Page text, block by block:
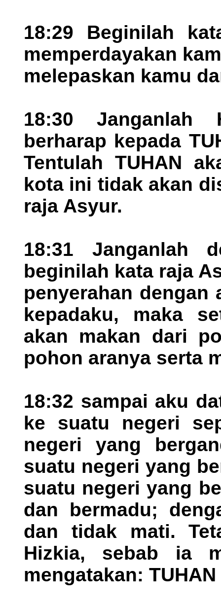
18:29 Beginilah
memperdayakan
melepaskan kamu
18:30 Janganlah
berharap kepada
Tentulah TUHAN
kota ini tidak akan
raja Asyur.
18:31 Janganlah
beginilah kata raja
penyerahan dengan
kepadaku, maka
akan makan dari
pohon aranya serta
18:32 sampai aku
ke suatu negeri
negeri yang
suatu negeri yang
suatu negeri yang
dan bermadu;
dan tidak mati.
Hizkia, sebab ia
mengatakan: